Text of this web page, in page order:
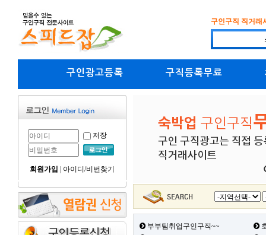
구인구직 직거래
구인광고등록 구직등록무료
저장
회원가입 아이디/비번찾기
부부팀취업구인구직~~